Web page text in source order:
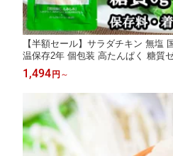
【半額セール】サラダチキン 無塩
温保存2年 個包装 高たんぱく 糖質
ト 常備食 お弁当 作り置き 時短お
食 備蓄食品 ローリングストック ス
1,494 円 ～